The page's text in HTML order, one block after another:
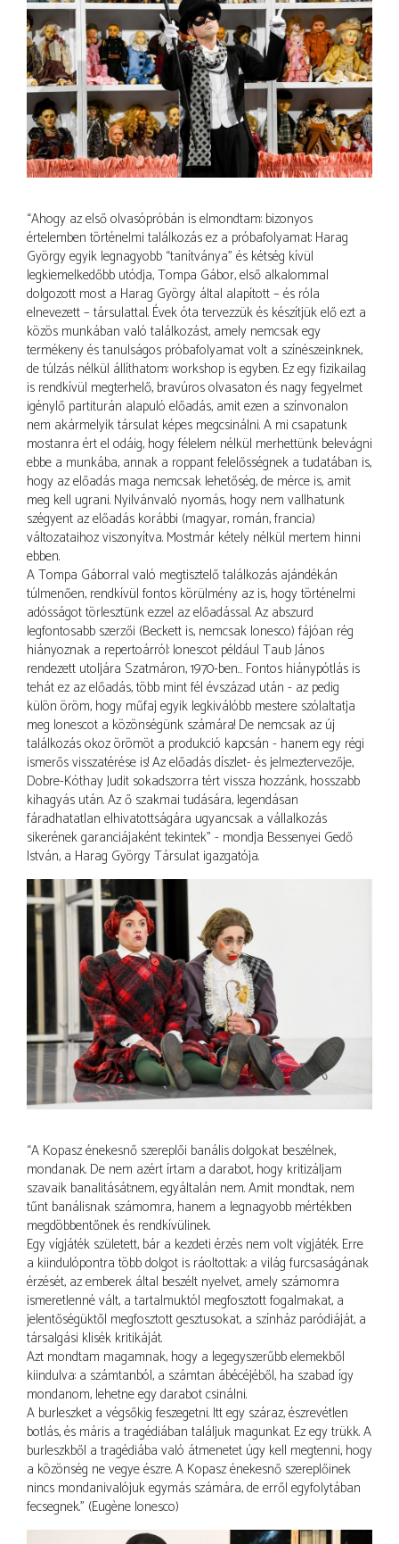
“Ahogy az első olvasópróbán is elmondtam: bizonyos
értelemben történelmi találkozás ez a próbafolyamat: Harag
György egyik legnagyobb “tanítványa” és kétség kívül
legkiemelkedőbb utódja, Tompa Gábor, első alkalommal
dolgozott most a Harag György által alapított – és róla
elnevezett – társulattal. Évek óta tervezzük és készítjük elő ezt a
közös munkában való találkozást, amely nemcsak egy
termékeny és tanulságos próbafolyamat volt a színészeinknek,
de túlzás nélkül állíthatom: workshop is egyben. Ez egy fizikailag
is rendkívül megterhelő, bravúros olvasaton és nagy fegyelmet
igénylő partiturán alapuló előadás, amit ezen a színvonalon
nem akármelyik társulat képes megcsinálni. A mi csapatunk
mostanra ért el odáig, hogy félelem nélkül merhettünk belevágni
ebbe a munkába, annak a roppant felelősségnek a tudatában is,
hogy az előadás maga nemcsak lehetőség, de mérce is, amit
meg kell ugrani. Nyilvánvaló nyomás, hogy nem vallhatunk
szégyent az előadás korábbi (magyar, román, francia)
változataihoz viszonyítva. Mostmár kétely nélkül mertem hinni
ebben.
A Tompa Gáborral való megtisztelő találkozás ajándékán
túlmenően, rendkívül fontos körülmény az is, hogy történelmi
adósságot törlesztünk ezzel az előadással. Az abszurd
legfontosabb szerzői (Beckett is, nemcsak Ionesco) fájóan rég
hiányoznak a repertoárról: Ionescot például Taub János
rendezett utoljára Szatmáron, 1970-ben… Fontos hiánypótlás is
tehát ez az előadás, több mint fél évszázad után - az pedig
külön öröm, hogy műfaj egyik legkiválóbb mestere szólaltatja
meg Ionescot a közönségünk számára! De nemcsak az új
találkozás okoz örömöt a produkció kapcsán - hanem egy régi
ismerős visszatérése is! Az előadás díszlet- és jelmeztervezője,
Dobre-Kóthay Judit sokadszorra tért vissza hozzánk, hosszabb
kihagyás után. Az ő szakmai tudására, legendásan
fáradhatatlan elhivatottságára ugyancsak a vállalkozás
sikerének garanciájaként tekintek” - mondja Bessenyei Gedő
István, a Harag György Társulat igazgatója.
“A Kopasz énekesnő szereplői banális dolgokat beszélnek,
mondanak. De nem azért írtam a darabot, hogy kritizáljam
szavaik banalitását:nem, egyáltalán nem. Amit mondtak, nem
tűnt banálisnak számomra, hanem a legnagyobb mértékben
megdöbbentőnek és rendkívülinek.
Egy vígjáték született, bár a kezdeti érzés nem volt vígjáték. Erre
a kiindulópontra több dolgot is ráoltottak: a világ furcsaságának
érzését, az emberek által beszélt nyelvet, amely számomra
ismeretlenné vált, a tartalmuktól megfosztott fogalmakat, a
jelentőségüktől megfosztott gesztusokat, a színház paródiáját, a
társalgási klisék kritikáját.
Azt mondtam magamnak, hogy a legegyszerűbb elemekből
kiindulva: a számtanból, a számtan ábécéjéből, ha szabad így
mondanom, lehetne egy darabot csinálni.
A burleszket a végsőkig feszegetni. Itt egy száraz, észrevétlen
botlás, és máris a tragédiában találjuk magunkat. Ez egy trükk. A
burleszkből a tragédiába való átmenetet úgy kell megtenni, hogy
a közönség ne vegye észre. A Kopasz énekesnő szereplőinek
nincs mondanivalójuk egymás számára, de erről egyfolytában
fecsegnek.” (Eugène Ionesco)